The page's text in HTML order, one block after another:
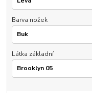
Barva nožek
Látka základní